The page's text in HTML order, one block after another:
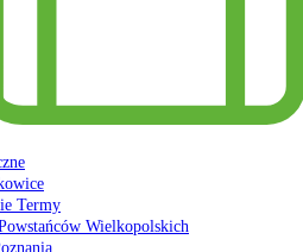
Termy
Wielkopolskich